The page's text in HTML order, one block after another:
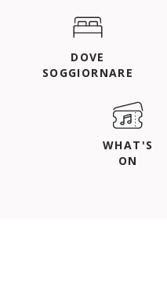
DOVE
SOGGIORNARE
WHAT'S
ON